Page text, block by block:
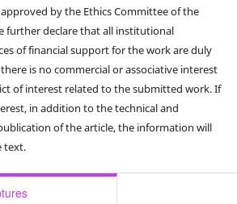
by the Ethics Committee of the
further declare that all institutional
of financial support for the work are duly
is no commercial or associative interest
of interest related to the submitted work. If
in addition to the technical and
of the article, the information will
text.